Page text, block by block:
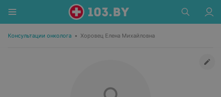
Консультации онколога • Хоровец Елена Михайловна